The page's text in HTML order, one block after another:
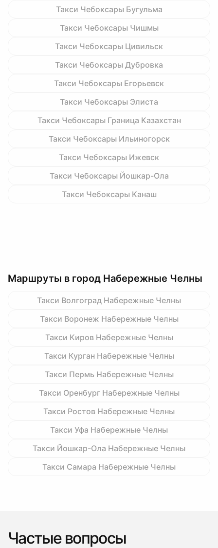
Такси Чебоксары Бугульма
Такси Чебоксары Чишмы
Такси Чебоксары Цивильск
Такси Чебоксары Дубровка
Такси Чебоксары Егорьевск
Такси Чебоксары Элиста
Такси Чебоксары Граница Казахстан
Такси Чебоксары Ильиногорск
Такси Чебоксары Ижевск
Такси Чебоксары Йошкар-Ола
Такси Чебоксары Канаш
Маршруты в город Набережные Челны
Такси Волгоград Набережные Челны
Такси Воронеж Набережные Челны
Такси Киров Набережные Челны
Такси Курган Набережные Челны
Такси Пермь Набережные Челны
Такси Оренбург Набережные Челны
Такси Ростов Набережные Челны
Такси Уфа Набережные Челны
Такси Йошкар-Ола Набережные Челны
Такси Самара Набережные Челны
Частые вопросы